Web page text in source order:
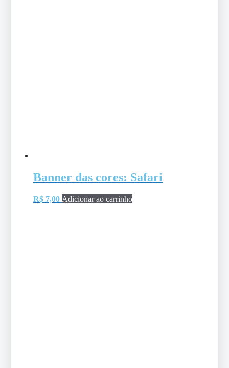
Banner das cores: Safari
R$7,00 Adicionar ao carrinho